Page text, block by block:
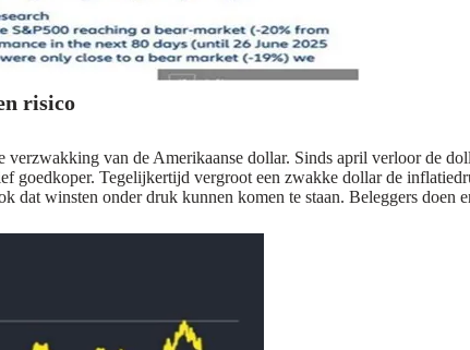
risico
van de Amerikaanse dollar. Sinds april verloor de
goedkoper. Tegelijkertijd vergroot een zwakke dollar de
dat winsten onder druk kunnen komen te staan. Beleggers doen